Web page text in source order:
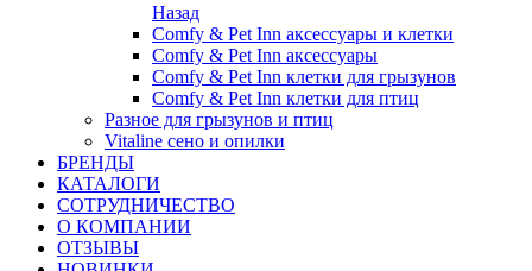
Назад
Comfy & Pet Inn аксессуары и клетки
Comfy & Pet Inn аксессуары
Comfy & Pet Inn клетки для грызунов
Comfy & Pet Inn клетки для птиц
Разное для грызунов и птиц
Vitaline сено и опилки
БРЕНДЫ
КАТАЛОГИ
СОТРУДНИЧЕСТВО
О КОМПАНИИ
ОТЗЫВЫ